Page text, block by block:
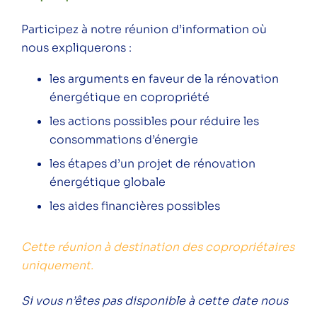
Webinaire – Chauffage au bois : un
sujet brûlant !
Conférence
Public
Professionnels
Participez à notre réunion d’information où
nous expliquerons :
les arguments en faveur de la rénovation
énergétique en copropriété
les actions possibles pour réduire les
consommations d’énergie
les étapes d’un projet de rénovation
énergétique globale
les aides financières possibles
Cette réunion à destination des copropriétaires
uniquement.
Si vous n’êtes pas disponible à cette date nous